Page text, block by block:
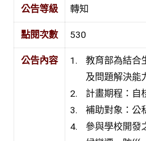
公告等級 轉知
點閱次數 530
公告內容
教育部為結合
及問題解決能
計畫期程：自
補助對象：公
參與學校開發